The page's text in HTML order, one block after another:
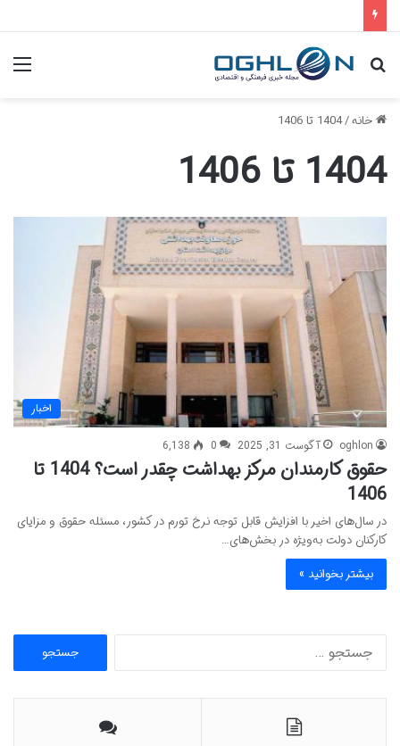
جستجو
خانه/1404 تا 1406
1404 تا 1406
اخبار
oghlon آگوست 31, 2025 0
6,138
حقوق کارمندان مرکز بهداشت چقدر است؟ 1404 تا
1406
در سال‌های اخیر با افزایش قابل توجه نرخ تورم در کشور، مسئله حقوق و مزایای
کارکنان دولت به‌ویژه در بخش‌های…
بیشتر بخوانید »
ج
و
ب